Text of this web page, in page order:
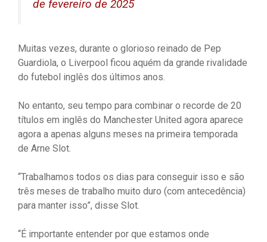
de fevereiro de 2025
Muitas vezes, durante o glorioso reinado de Pep
Guardiola, o Liverpool ficou aquém da grande rivalidade
do futebol inglês dos últimos anos.
No entanto, seu tempo para combinar o recorde de 20
títulos em inglês do Manchester United agora aparece
agora a apenas alguns meses na primeira temporada
de Arne Slot.
“Trabalhamos todos os dias para conseguir isso e são
três meses de trabalho muito duro (com antecedência)
para manter isso”, disse Slot.
“É importante entender por que estamos onde